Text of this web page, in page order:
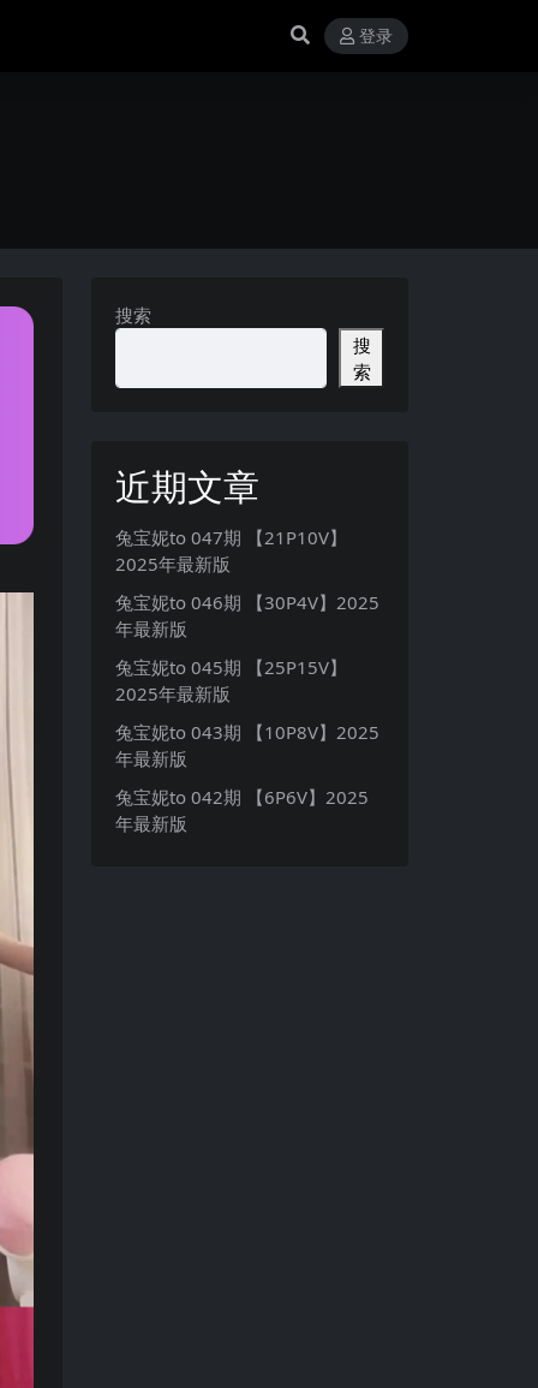
登录
搜索
搜
索
近期文章
兔宝妮to 047期 【21P10V】
2025年最新版
兔宝妮to 046期 【30P4V】2025
年最新版
兔宝妮to 045期 【25P15V】
2025年最新版
兔宝妮to 043期 【10P8V】2025
年最新版
兔宝妮to 042期 【6P6V】2025
年最新版